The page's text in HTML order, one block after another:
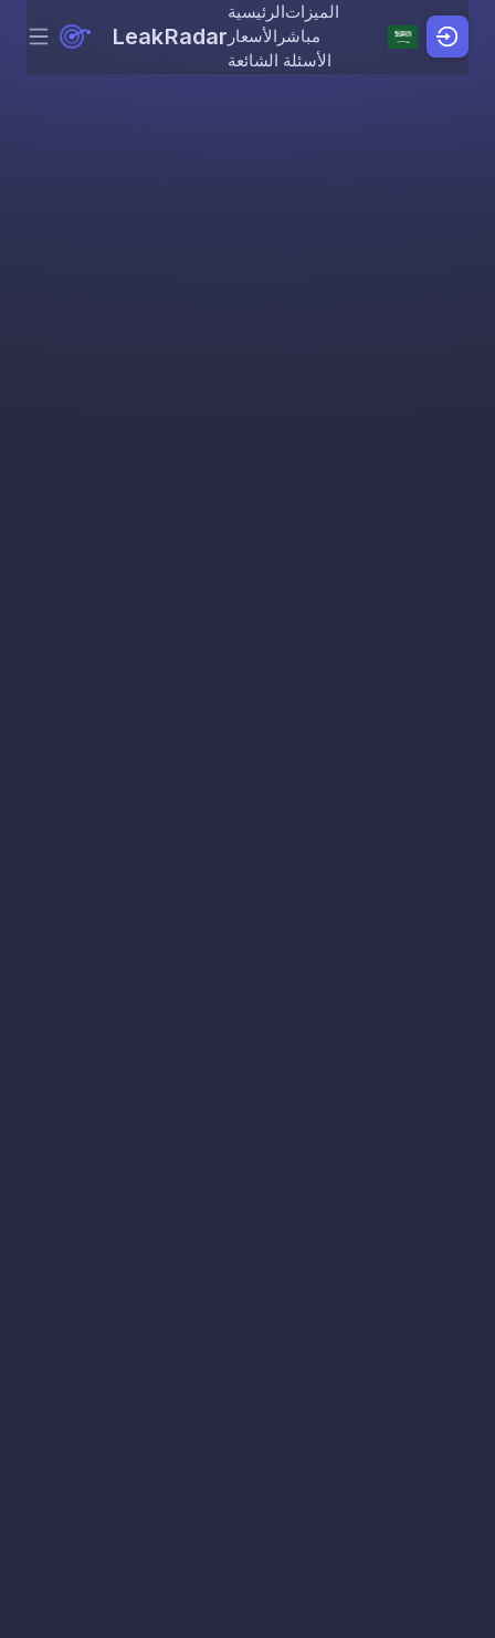
Skip to content
Menu LeakRadar
الرئيسيةالميزات
الأسعار مباشر
الأسئلة الشائعة